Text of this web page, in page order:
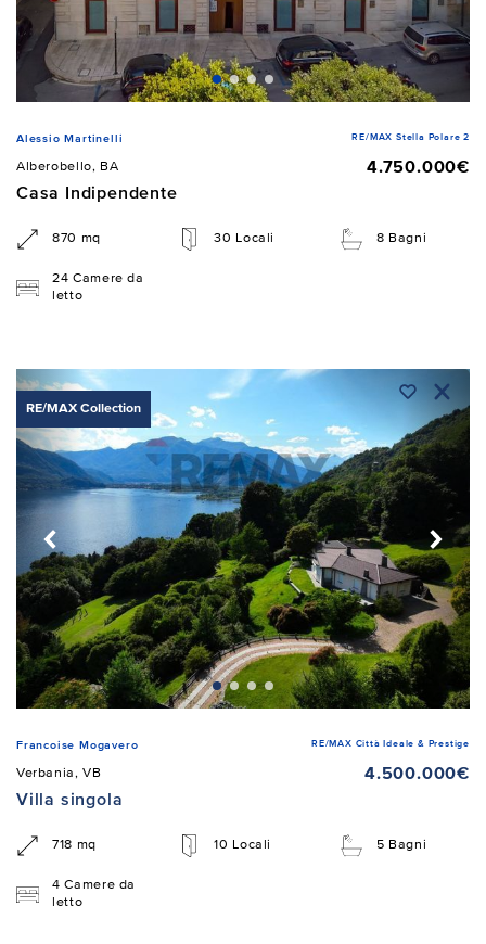
Alessio Martinelli RE/MAX Stella Polare 2
Alberobello, BA
4.750.000€
Casa Indipendente
870 mq 30 Locali 8 Bagni
24 Camere da
letto
RE/MAX Collection
Francoise Mogavero RE/MAX Città Ideale & Prestige
Verbania, VB
4.500.000€
Villa singola
718 mq 10 Locali 5 Bagni
4 Camere da
letto